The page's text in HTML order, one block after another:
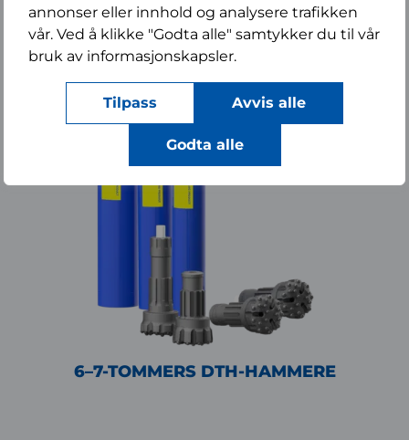
annonser eller innhold og analysere trafikken
vår. Ved å klikke "Godta alle" samtykker du til vår
bruk av informasjonskapsler.
Tilpass Avvis alle
Godta alle
6–7-TOMMERS DTH-HAMMERE